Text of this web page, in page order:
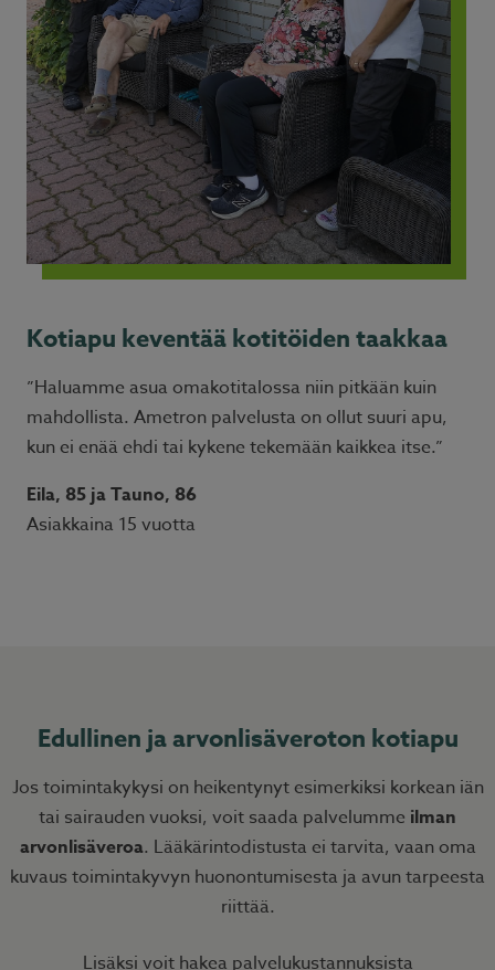
Kotiapu keventää kotitöiden taakkaa
”Haluamme asua omakotitalossa niin pitkään kuin
mahdollista. Ametron palvelusta on ollut suuri apu,
kun ei enää ehdi tai kykene tekemään kaikkea itse.”
Eila, 85 ja Tauno, 86
Asiakkaina 15 vuotta
Edullinen ja arvonlisäveroton kotiapu
Jos toimintakykysi on heikentynyt esimerkiksi korkean iän
tai sairauden vuoksi, voit saada palvelumme ilman
arvonlisäveroa. Lääkärintodistusta ei tarvita, vaan oma
kuvaus toimintakyvyn huonontumisesta ja avun tarpeesta
riittää.
Lisäksi voit hakea palvelukustannuksista